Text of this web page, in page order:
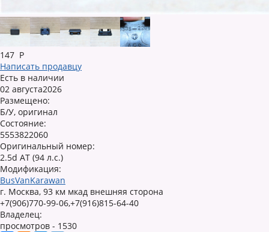
147 Р
Написать продавцу
Есть в наличии
02 августа2026
Размещено:
Б/У, оригинал
Состояние:
5553822060
Оригинальный номер:
2.5d AT (94 л.с.)
Модификация:
BusVanKarawan
г. Москва, 93 км мкад внешняя сторона
+7(906)770-99-06,+7(916)815-64-40
Владелец:
просмотров - 1530